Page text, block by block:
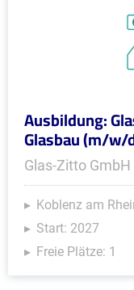
Ausbildung:
Glasbau (m/w/
Glas-Zitto GmbH
Koblenz am
Start: 2027
Freie Plätze: 1